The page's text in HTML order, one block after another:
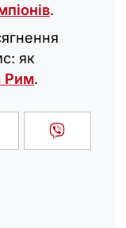
.
як
Рим.